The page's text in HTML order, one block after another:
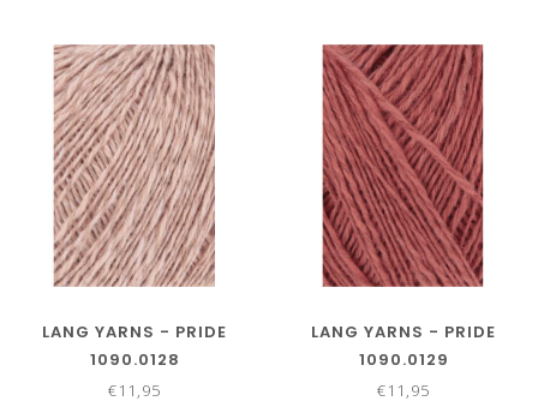
LANG YARNS - PRIDE
1090.0128
€11,95
LANG YARNS - PRIDE
1090.0129
€11,95